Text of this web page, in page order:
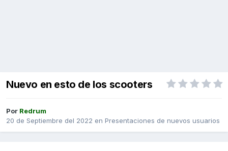
Nuevo en esto de los scooters
Por Redrum
20 de Septiembre del 2022 en Presentaciones de nuevos usuarios